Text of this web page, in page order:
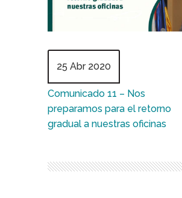
25 Abr 2020
Comunicado 11 – Nos
preparamos para el retorno
gradual a nuestras oficinas